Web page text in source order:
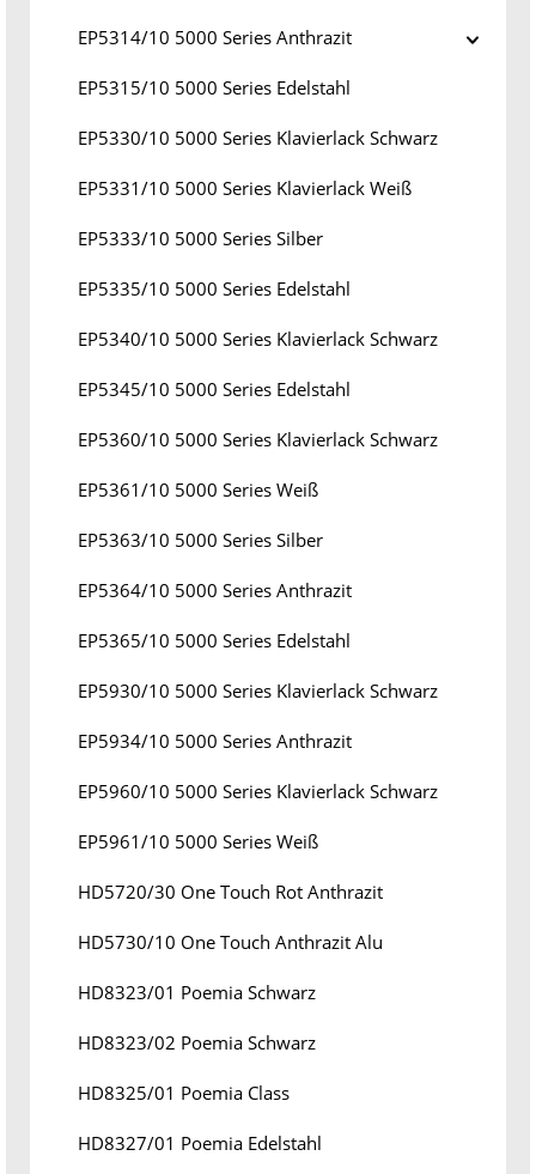
EP5314/10 5000 Series Anthrazit
EP5315/10 5000 Series Edelstahl
EP5330/10 5000 Series Klavierlack Schwarz
EP5331/10 5000 Series Klavierlack Weiß
EP5333/10 5000 Series Silber
EP5335/10 5000 Series Edelstahl
EP5340/10 5000 Series Klavierlack Schwarz
EP5345/10 5000 Series Edelstahl
EP5360/10 5000 Series Klavierlack Schwarz
EP5361/10 5000 Series Weiß
EP5363/10 5000 Series Silber
EP5364/10 5000 Series Anthrazit
EP5365/10 5000 Series Edelstahl
EP5930/10 5000 Series Klavierlack Schwarz
EP5934/10 5000 Series Anthrazit
EP5960/10 5000 Series Klavierlack Schwarz
EP5961/10 5000 Series Weiß
HD5720/30 One Touch Rot Anthrazit
HD5730/10 One Touch Anthrazit Alu
HD8323/01 Poemia Schwarz
HD8323/02 Poemia Schwarz
HD8325/01 Poemia Class
HD8327/01 Poemia Edelstahl